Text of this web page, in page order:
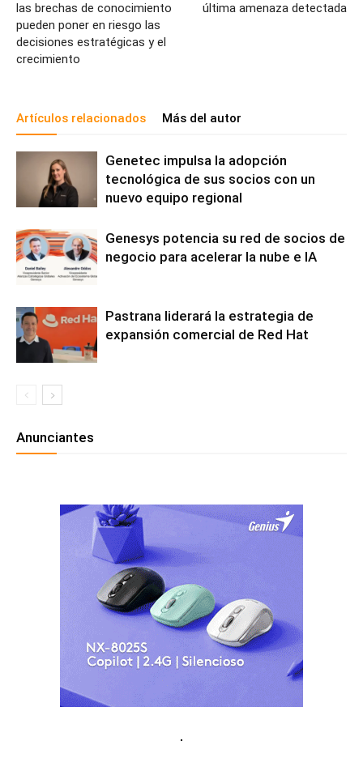
las brechas de conocimiento
pueden poner en riesgo las
decisiones estratégicas y el
crecimiento
última amenaza detectada
Artículos relacionados Más del autor
Genetec impulsa la adopción
tecnológica de sus socios con un
nuevo equipo regional
Genesys potencia su red de socios de
negocio para acelerar la nube e IA
Pastrana liderará la estrategia de
expansión comercial de Red Hat
Anunciantes